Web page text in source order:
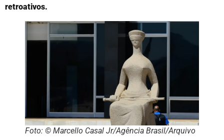
retroativos.
Foto: © Marcello Casal Jr/Agência Brasil/Arquivo